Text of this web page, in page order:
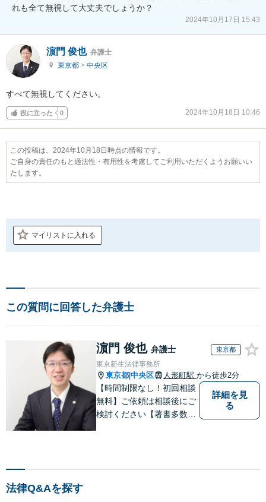
れも全て無視して大丈夫でしょうか？
2024年10月17日 15:43
濵門 俊也 弁護士
東京都 > 中央区
すべて無視してください。
役に立った 0 2024年10月18日 10:46
この投稿は、2024年10月18日時点の情報です。
ご自身の責任のもと適法性・有用性を考慮してご利用いただくようお願いい
たします。
マイリストに入れる
この質問に回答した弁護士
濵門 俊也 弁護士 東京都
東京新生法律事務所
東京都 中央区 人形町駅 から徒歩2分
【時間制限なし！初回相談
無料】ご依頼は相談後にご
検討ください【著書多数】
詳細を見
る
法律Q&Aを探す